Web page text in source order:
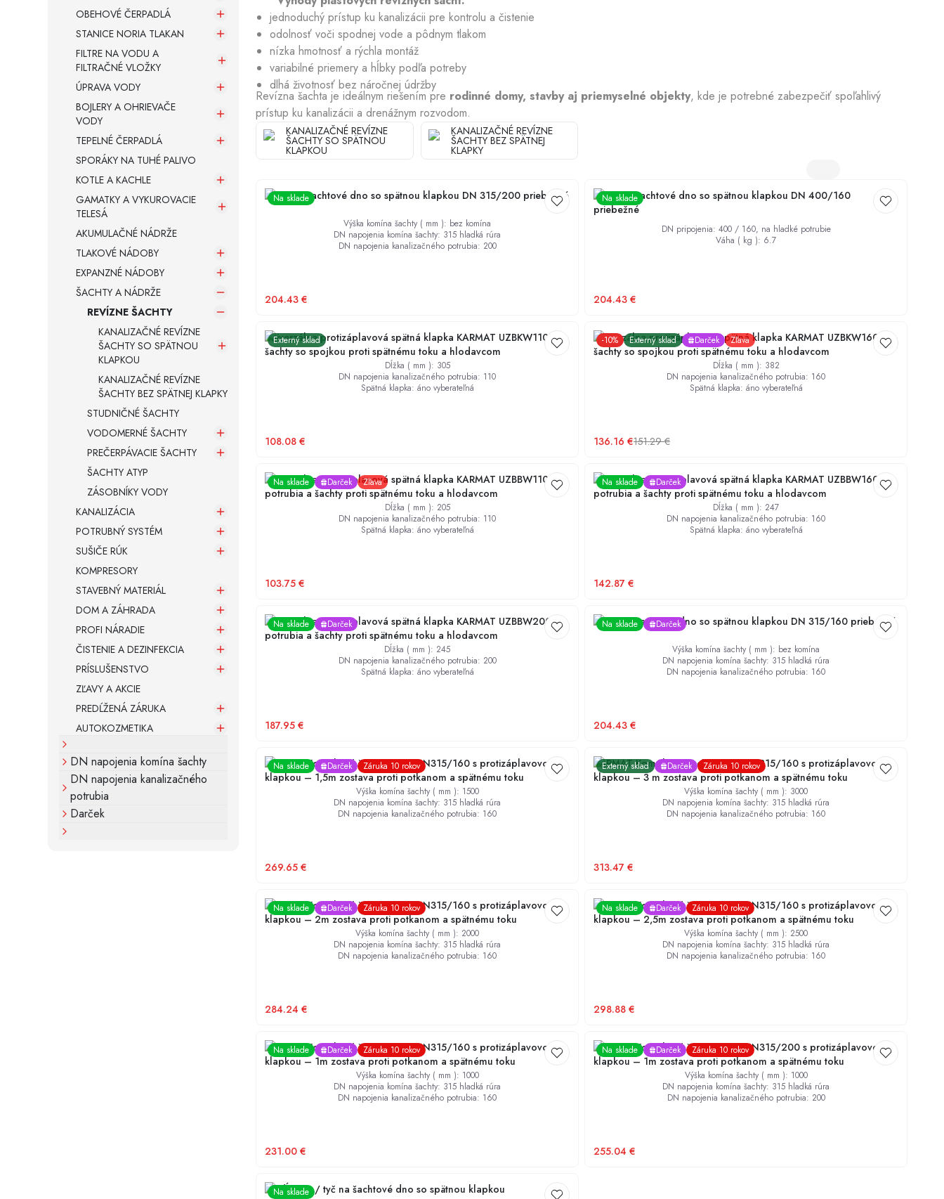
Armatúry a spojovací materiál Chladiace plášte
OBEHOVÉ ČERPADLÁ
STANICE NORIA TLAKAN
FILTRE NA VODU A
FILTRAČNÉ VLOŽKY
ÚPRAVA VODY
BOJLERY A OHRIEVAČE
VODY
TEPELNÉ ČERPADLÁ
SPORÁKY NA TUHÉ PALIVO
KOTLE A KACHLE
GAMATKY A VYKUROVACIE
TELESÁ
AKUMULAČNÉ NÁDRŽE
TLAKOVÉ NÁDOBY
EXPANZNÉ NÁDOBY
ŠACHTY A NÁDRŽE
REVÍZNE ŠACHTY
KANALIZAČNÉ REVÍZNE
ŠACHTY SO SPÄTNOU
KLAPKOU
KANALIZAČNÉ REVÍZNE
ŠACHTY BEZ SPÄTNEJ KLAPKY
STUDNIČNÉ ŠACHTY
VODOMERNÉ ŠACHTY
PREČERPÁVACIE ŠACHTY
ŠACHTY ATYP
ZÁSOBNÍKY VODY
KANALIZÁCIA
POTRUBNÝ SYSTÉM
SUŠIČE RÚK
KOMPRESORY
STAVEBNÝ MATERIÁL
DOM A ZÁHRADA
PROFI NÁRADIE
ČISTENIE A DEZINFEKCIA
PRÍSLUŠENSTVO
ZĽAVY A AKCIE
PREDĹŽENÁ ZÁRUKA
AUTOKOZMETIKA
DN napojenia komína šachty
DN napojenia kanalizačného
potrubia
Darček
jednoduchý prístup ku kanalizácii pre kontrolu a čistenie
odolnosť voči spodnej vode a pôdnym tlakom
nízka hmotnosť a rýchla montáž
variabilné priemery a hĺbky podľa potreby
dlhá životnosť bez náročnej údržby
Revízna šachta je ideálnym riešením pre rodinné domy, stavby aj priemyselné objekty, kde je potrebné zabezpečiť spoľahlivý
prístup ku kanalizácii a drenážnym rozvodom.
KANALIZAČNÉ REVÍZNE
ŠACHTY SO SPÄTNOU
KLAPKOU
KANALIZAČNÉ REVÍZNE
ŠACHTY BEZ SPÄTNEJ
KLAPKY
Na sklade
KARMAT šachtové dno so spätnou klapkou DN 315/200 priebežné
Výška komína šachty ( mm ): bez komína
DN napojenia komína šachty: 315 hladká rúra
DN napojenia kanalizačného potrubia: 200
204.43 €
Na sklade
KARMAT šachtové dno so spätnou klapkou DN 400/160
priebežné
DN pripojenia: 400 / 160, na hladké potrubie
Váha ( kg ): 6.7
204.43 €
Externý sklad
Univerzálna protizáplavová spätná klapka KARMAT UZBKW110 do
šachty so spojkou proti spätnému toku a hlodavcom
Dĺžka ( mm ): 305
DN napojenia kanalizačného potrubia: 110
Spätná klapka: áno vyberateľná
108.08 €
-10% Externý sklad Darček Zľava
Univerzálna protizáplavová spätná klapka KARMAT UZBKW160 do
šachty so spojkou proti spätnému toku a hlodavcom
Dĺžka ( mm ): 382
DN napojenia kanalizačného potrubia: 160
Spätná klapka: áno vyberateľná
136.16 €151.29€
Na sklade Darček Zľava
Univerzálna protizáplavová spätná klapka KARMAT UZBBW110 do
potrubia a šachty proti spätnému toku a hlodavcom
Dĺžka ( mm ): 205
DN napojenia kanalizačného potrubia: 110
Spätná klapka: áno vyberateľná
103.75 €
Na sklade Darček
Univerzálna protizáplavová spätná klapka KARMAT UZBBW160 do
potrubia a šachty proti spätnému toku a hlodavcom
Dĺžka ( mm ): 247
DN napojenia kanalizačného potrubia: 160
Spätná klapka: áno vyberateľná
142.87 €
Na sklade Darček
Univerzálna protizáplavová spätná klapka KARMAT UZBBW200 do
potrubia a šachty proti spätnému toku a hlodavcom
Dĺžka ( mm ): 245
DN napojenia kanalizačného potrubia: 200
Spätná klapka: áno vyberateľná
187.95 €
Na sklade Darček
KARMAT šachtové dno so spätnou klapkou DN 315/160 priebežné
Výška komína šachty ( mm ): bez komína
DN napojenia komína šachty: 315 hladká rúra
DN napojenia kanalizačného potrubia: 160
204.43 €
Na sklade Darček Záruka 10 rokov
KARMAT Kompletný šachtový set DN315/160 s protizáplavovou
klapkou – 1,5m zostava proti potkanom a spätnému toku
Výška komína šachty ( mm ): 1500
DN napojenia komína šachty: 315 hladká rúra
DN napojenia kanalizačného potrubia: 160
269.65 €
Externý sklad Darček Záruka 10 rokov
KARMAT Kompletný šachtový set DN315/160 s protizáplavovou
klapkou – 3 m zostava proti potkanom a spätnému toku
Výška komína šachty ( mm ): 3000
DN napojenia komína šachty: 315 hladká rúra
DN napojenia kanalizačného potrubia: 160
313.47 €
Na sklade Darček Záruka 10 rokov
KARMAT Kompletný šachtový set DN315/160 s protizáplavovou
klapkou – 2m zostava proti potkanom a spätnému toku
Výška komína šachty ( mm ): 2000
DN napojenia komína šachty: 315 hladká rúra
DN napojenia kanalizačného potrubia: 160
284.24 €
Na sklade Darček Záruka 10 rokov
KARMAT Kompletný šachtový set DN315/160 s protizáplavovou
klapkou – 2,5m zostava proti potkanom a spätnému toku
Výška komína šachty ( mm ): 2500
DN napojenia komína šachty: 315 hladká rúra
DN napojenia kanalizačného potrubia: 160
298.88 €
Na sklade Darček Záruka 10 rokov
KARMAT Kompletný šachtový set DN315/160 s protizáplavovou
klapkou – 1m zostava proti potkanom a spätnému toku
Výška komína šachty ( mm ): 1000
DN napojenia komína šachty: 315 hladká rúra
DN napojenia kanalizačného potrubia: 160
231.00 €
Na sklade Darček Záruka 10 rokov
KARMAT Kompletný šachtový set DN315/200 s protizáplavovou
klapkou – 1m zostava proti potkanom a spätnému toku
Výška komína šachty ( mm ): 1000
DN napojenia komína šachty: 315 hladká rúra
DN napojenia kanalizačného potrubia: 200
255.04 €
Na sklade
Predĺženie / tyč na šachtové dno so spätnou klapkou